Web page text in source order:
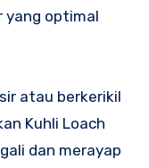
yang optimal
atau berkerikil
Kuhli Loach
dan merayap